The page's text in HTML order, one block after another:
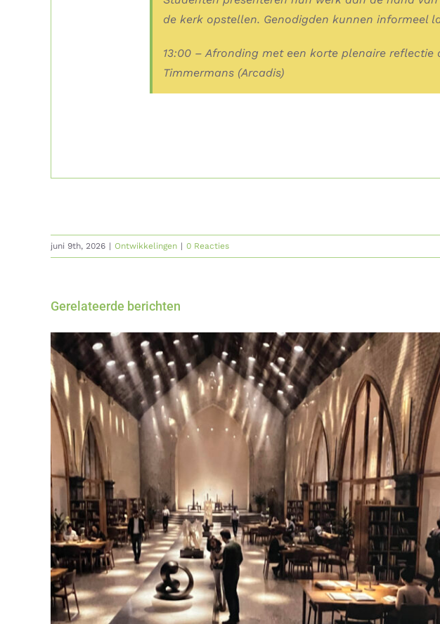
de kerk opstellen. Genodigden kunnen informeel
13:00 – Afronding met een korte plenaire
Timmermans (Arcadis)
juni 9th, 2026 | Ontwikkelingen | 0 Reacties
Gerelateerde berichten